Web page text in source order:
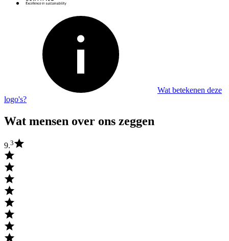
Wat betekenen deze
logo's?
Wat mensen over ons zeggen
9.3